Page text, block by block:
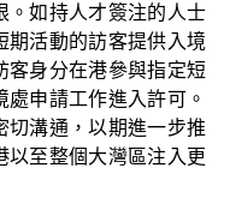
。如持人才簽注的人士
期活動的訪客提供入境
客身分在港參與指定短
申請工作進入許可。
切溝通，以期進一步推
以至整個大灣區注入更